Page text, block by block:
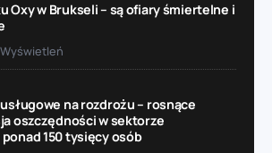
Oxy w Brukseli – są ofiary śmiertelne i
na rozdrożu – rosnące
oszczędności w sektorze
150 tysięcy osób